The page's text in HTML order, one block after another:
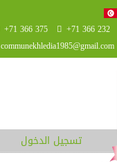
+71 366 375
+71 366 232
communekhledia1985@gmail.com
تسجيل الدخول